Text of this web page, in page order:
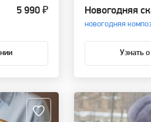
5 990 ₽ Новогодняя
новогодняя
Узнать